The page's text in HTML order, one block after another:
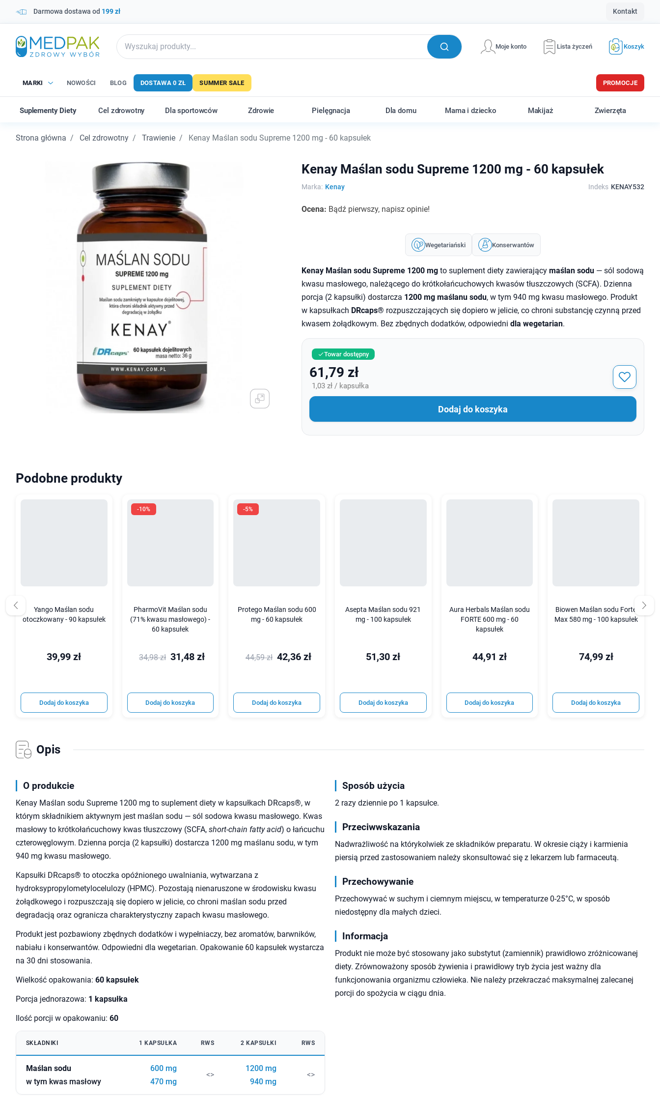
Darmowa dostawa od 199 zł Kontakt
Moje konto Lista życzeń Koszyk
MARKI NOWOŚCI BLOG DOSTAWA 0 ZŁ SUMMER SALE PROMOCJE
Suplementy Diety Cel zdrowotny Dla sportowców Zdrowie Pielęgnacja Dla domu Mama i dziecko Makijaż Zwierzęta
Strona główna Cel zdrowotny Trawienie Kenay Maślan sodu Supreme 1200 mg - 60 kapsułek
Kenay Maślan sodu Supreme 1200 mg - 60 kapsułek
Marka: Kenay Indeks KENAY532
Ocena: Bądź pierwszy, napisz opinie!
Wegetariański Konserwantów
Kenay Maślan sodu Supreme 1200 mgto suplement diety zawierający maślan sodu— sól sodową
kwasu masłowego, należącego do krótkołańcuchowych kwasów tłuszczowych (SCFA). Dzienna
porcja (2 kapsułki) dostarcza 1200 mg maślanu sodu, w tym 940 mg kwasu masłowego. Produkt
w kapsułkach DRcaps® rozpuszczających się dopiero w jelicie, co chroni substancję czynną przed
kwasem żołądkowym. Bez zbędnych dodatków, odpowiedni dla wegetarian.
Towar dostępny
61,79 zł
1,03 zł / kapsułka
Dodaj do koszyka
Podobne produkty
Yango Maślan sodu
otoczkowany - 90 kapsułek
39,99 zł
Dodaj do koszyka
-10%
PharmoVit Maślan sodu
(71% kwasu masłowego) -
60 kapsułek
34,98 zł 31,48 zł
Dodaj do koszyka
-5%
Protego Maślan sodu 600
mg - 60 kapsułek
44,59 zł 42,36 zł
Dodaj do koszyka
Asepta Maślan sodu 921
mg - 100 kapsułek
51,30 zł
Dodaj do koszyka
Aura Herbals Maślan sodu
FORTE 600 mg - 60
kapsułek
44,91 zł
Dodaj do koszyka
Biowen Maślan sodu Forte
Max 580 mg - 100 kapsułek
74,99 zł
Dodaj do koszyka
Opis
O produkcie
Kenay Maślan sodu Supreme 1200 mg to suplement diety w kapsułkach DRcaps®, w
którym składnikiem aktywnym jest maślan sodu — sól sodowa kwasu masłowego. Kwas
masłowy to krótkołańcuchowy kwas tłuszczowy (SCFA, short-chain fatty acid) o łańcuchu
czterowęglowym. Dzienna porcja (2 kapsułki) dostarcza 1200 mg maślanu sodu, w tym
940 mg kwasu masłowego.
Kapsułki DRcaps® to otoczka opóźnionego uwalniania, wytwarzana z
hydroksypropylometylocelulozy (HPMC). Pozostają nienaruszone w środowisku kwasu
żołądkowego i rozpuszczają się dopiero w jelicie, co chroni maślan sodu przed
degradacją oraz ogranicza charakterystyczny zapach kwasu masłowego.
Produkt jest pozbawiony zbędnych dodatków i wypełniaczy, bez aromatów, barwników,
nabiału i konserwantów. Odpowiedni dla wegetarian. Opakowanie 60 kapsułek wystarcza
na 30 dni stosowania.
Wielkość opakowania: 60 kapsułek
Porcja jednorazowa: 1 kapsułka
Ilość porcji w opakowaniu: 60
SKŁADNIKI 1 KAPSUŁKA RWS 2 KAPSUŁKI RWS
Maślan sodu
w tym kwas masłowy
600 mg
470 mg
<>
1200 mg
940 mg
<>
Sposób użycia
2 razy dziennie po 1 kapsułce.
Przeciwwskazania
Nadwrażliwość na którykolwiek ze składników preparatu. W okresie ciąży i karmienia
piersią przed zastosowaniem należy skonsultować się z lekarzem lub farmaceutą.
Przechowywanie
Przechowywać w suchym i ciemnym miejscu, w temperaturze 0-25°C, w sposób
niedostępny dla małych dzieci.
Informacja
Produkt nie może być stosowany jako substytut (zamiennik) prawidłowo zróżnicowanej
diety. Zrównoważony sposób żywienia i prawidłowy tryb życia jest ważny dla
funkcjonowania organizmu człowieka. Nie należy przekraczać maksymalnej zalecanej
porcji do spożycia w ciągu dnia.